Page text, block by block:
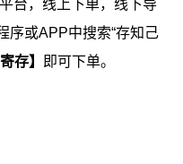
台，线上下单，线下导
序或APP中搜索“存知己
存】 即可下单。